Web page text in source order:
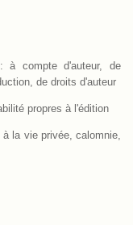
à compte d'auteur, de
de droits d'auteur
propres à l'édition
la vie privée, calomnie,